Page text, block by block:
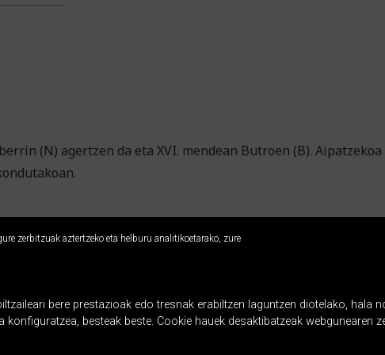
(N) agertzen da eta XVI. mendean Butroen (B).
zerbitzuak aztertzeko eta helburu analitikoetarako, zure
bere prestazioak edo tresnak erabiltzen laguntzen diotelako, hala
besteak beste. Cookie hauek desaktibatzeak webgunearen